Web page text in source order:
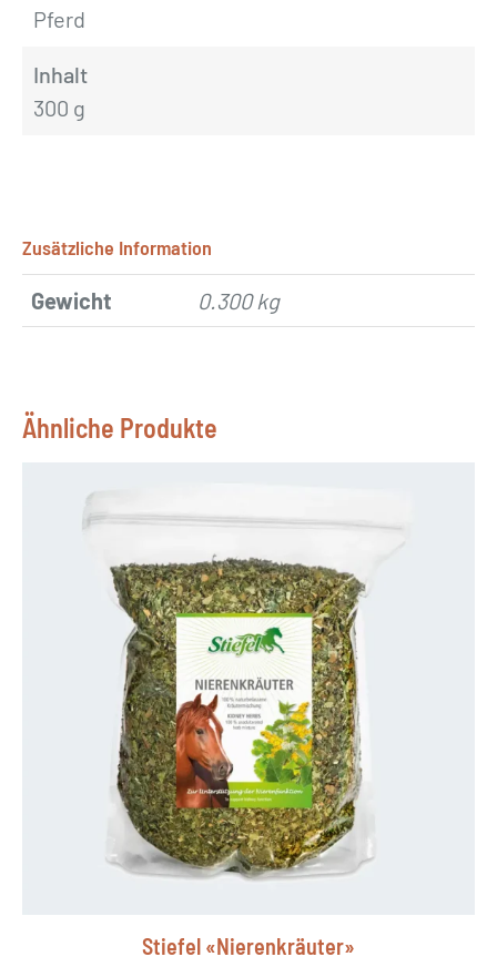
Pferd
Inhalt
300 g
Zusätzliche Information
Gewicht 0.300 kg
Ähnliche Produkte
Stiefel «Nierenkräuter»